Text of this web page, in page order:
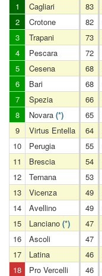
1
Cagliari 83
2
Crotone 82
3
Trapani 73
4
Pescara 72
5
Cesena 68
6
Bari 68
7
Spezia 66
8
Novara (*) 65
9
Virtus Entella 64
10
Perugia 55
11
Brescia 54
12
Ternana 53
13
Vicenza 49
14
Avellino 49
15
Lanciano (*) 47
16
Ascoli 47
17
Latina 46
18
Pro Vercelli 46